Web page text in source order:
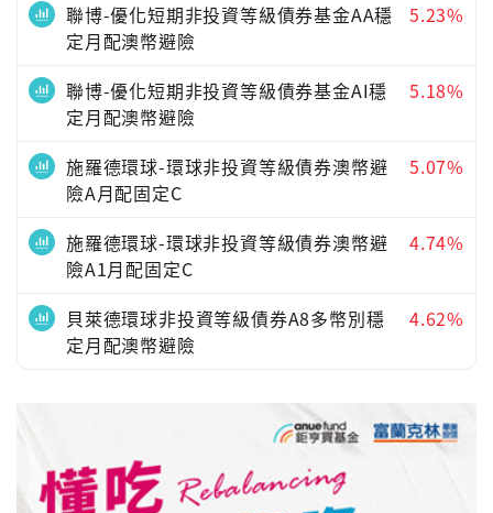
聯博-優化短期非投資等級債券基金AA穩
定月配澳幣避險
5.23%
聯博-優化短期非投資等級債券基金AI穩
定月配澳幣避險
5.18%
施羅德環球-環球非投資等級債券澳幣避
險A月配固定C
5.07%
施羅德環球-環球非投資等級債券澳幣避
險A1月配固定C
4.74%
貝萊德環球非投資等級債券A8多幣別穩
定月配澳幣避險
4.62%